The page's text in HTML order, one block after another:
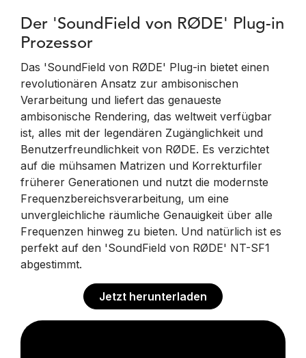
Der 'SoundField von RØDE' Plug-in
Prozessor
Das 'SoundField von RØDE' Plug-in bietet einen
revolutionären Ansatz zur ambisonischen
Verarbeitung und liefert das genaueste
ambisonische Rendering, das weltweit verfügbar
ist, alles mit der legendären Zugänglichkeit und
Benutzerfreundlichkeit von RØDE. Es verzichtet
auf die mühsamen Matrizen und Korrekturfiler
früherer Generationen und nutzt die modernste
Frequenzbereichsverarbeitung, um eine
unvergleichliche räumliche Genauigkeit über alle
Frequenzen hinweg zu bieten. Und natürlich ist es
perfekt auf den 'SoundField von RØDE' NT-SF1
abgestimmt.
Jetzt herunterladen